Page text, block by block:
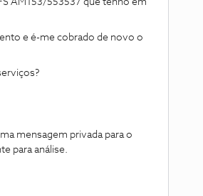
AM153/553537 que tenho em
e é-me cobrado de novo o
mensagem privada para o
para análise.